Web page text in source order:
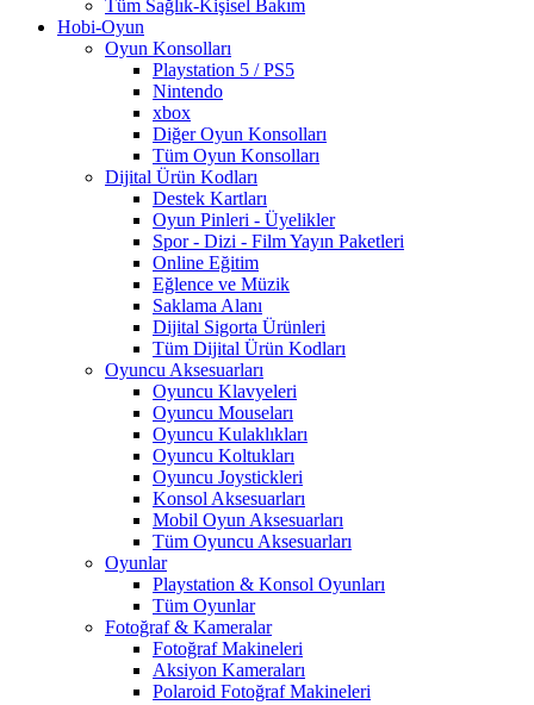
Tüm Sağlık-Kişisel Bakım
Hobi-Oyun
Oyun Konsolları
Playstation 5 / PS5
Nintendo
xbox
Diğer Oyun Konsolları
Tüm Oyun Konsolları
Dijital Ürün Kodları
Destek Kartları
Oyun Pinleri - Üyelikler
Spor - Dizi - Film Yayın Paketleri
Online Eğitim
Eğlence ve Müzik
Saklama Alanı
Dijital Sigorta Ürünleri
Tüm Dijital Ürün Kodları
Oyuncu Aksesuarları
Oyuncu Klavyeleri
Oyuncu Mouseları
Oyuncu Kulaklıkları
Oyuncu Koltukları
Oyuncu Joystickleri
Konsol Aksesuarları
Mobil Oyun Aksesuarları
Tüm Oyuncu Aksesuarları
Oyunlar
Playstation & Konsol Oyunları
Tüm Oyunlar
Fotoğraf & Kameralar
Fotoğraf Makineleri
Aksiyon Kameraları
Polaroid Fotoğraf Makineleri